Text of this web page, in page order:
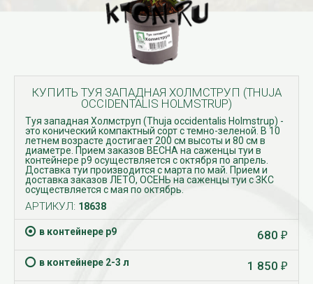
КУПИТЬ ТУЯ ЗАПАДНАЯ ХОЛМСТРУП (THUJA
OCCIDENTALIS HOLMSTRUP)
Туя западная Холмструп (Thuja occidentalis Holmstrup) -
это конический компактный сорт с темно-зеленой. В 10
летнем возрасте достигает 200 см высоты и 80 см в
диаметре. Прием заказов ВЕСНА на саженцы туи в
контейнере р9 осуществляется с октября по апрель.
Доставка туи производится с марта по май. Прием и
доставка заказов ЛЕТО, ОСЕНЬ на саженцы туи с ЗКС
осуществляется с мая по октябрь.
АРТИКУЛ: 18638
в контейнере p9 680 ₽
в контейнере 2-3 л 1 850 ₽